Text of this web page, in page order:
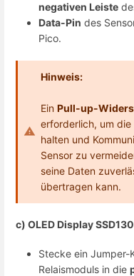
negativen Leiste
Data-Pin des
Pico.
Hinweis:
Ein Pull-up-
erforderlich, um
halten und
Sensor zu
seine Daten
übertragen kann.
c) OLED Display
Stecke ein Jumper-
Relaismoduls in die